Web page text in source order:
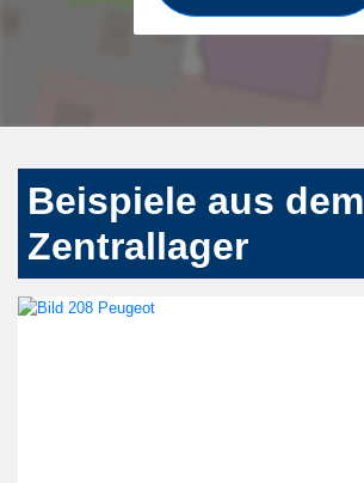
Beispiele aus dem
Zentrallager